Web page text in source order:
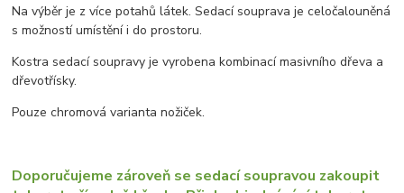
Na výběr je z více potahů látek. Sedací souprava je celočalouněná
s možností umístění i do prostoru.
Kostra sedací soupravy je vyrobena kombinací masivního dřeva a
dřevotřísky.
Pouze chromová varianta nožiček.
Doporučujeme zároveň se sedací soupravou zakoupit